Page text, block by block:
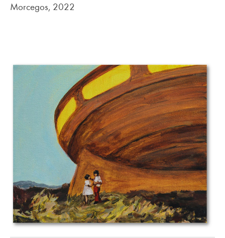
Morcegos, 2022